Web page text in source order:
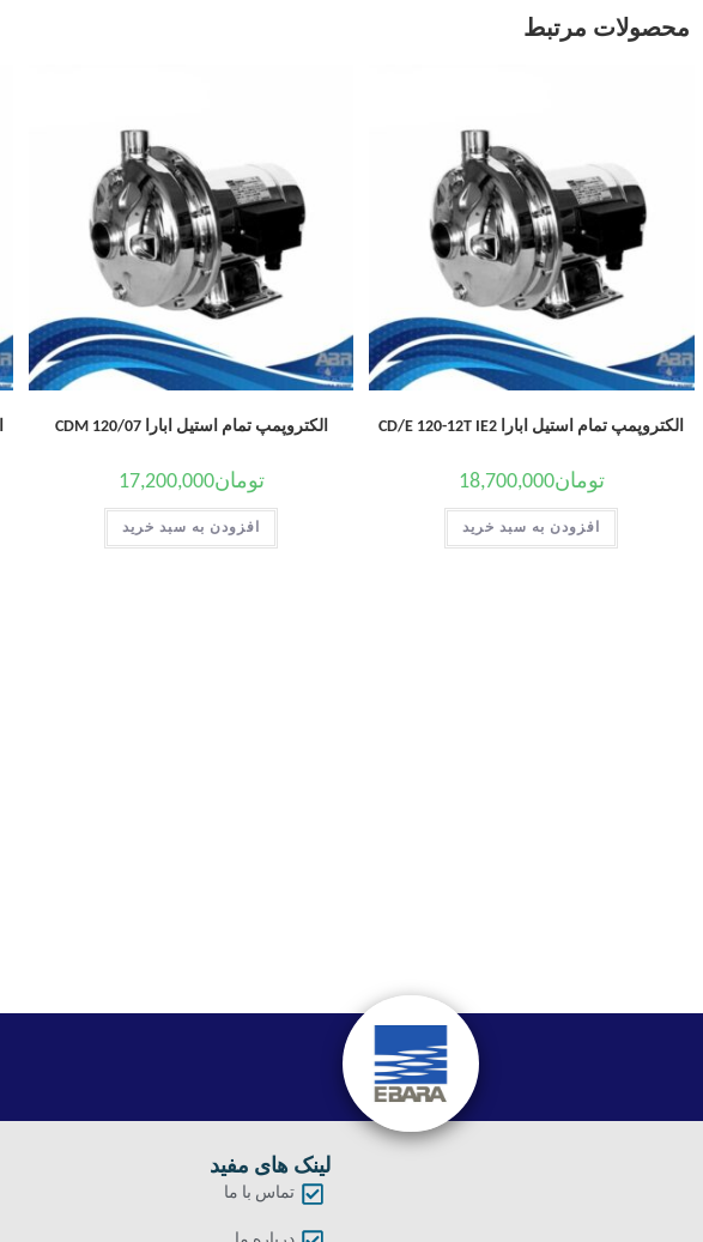
محصولات مرتبط
الکتروپمپ تمام استیل ابارا CD/E 120-12T IE2
تومان18,700,000
افزودن به سبد خرید
الکتروپمپ تمام استیل ابارا CDM 120/07
تومان17,200,000
افزودن به سبد خرید
لینک های مفید
تماس با ما